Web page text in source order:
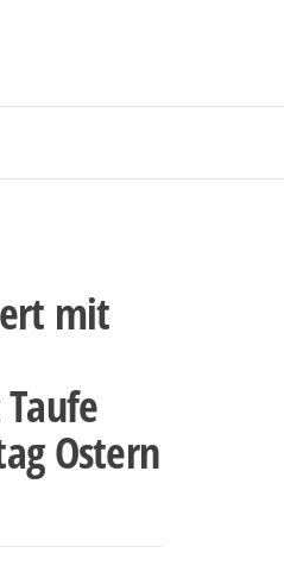
mit
Ostern